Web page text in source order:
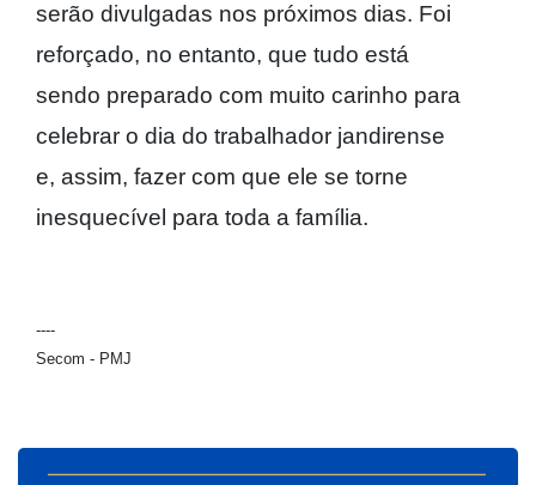
serão divulgadas nos próximos dias. Foi
reforçado, no entanto, que tudo está
sendo preparado com muito carinho para
celebrar o dia do trabalhador jandirense
e, assim, fazer com que ele se torne
inesquecível para toda a família.
----
Secom - PMJ